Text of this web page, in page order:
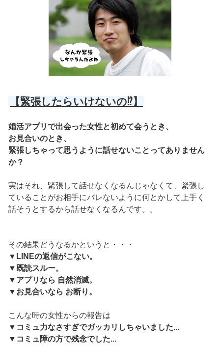
【緊張したらいけないの⁉】
婚活アプリで出会った女性と初めて会うとき、
お見合いのとき、
緊張しちゃって思うように話せないことってありません
か？
実はそれ、緊張して話せなくなるんじゃなくて、緊張し
ていることがお相手にバレないように何とかして上手く
話そうとするから話せなくなるんです。。
その結果どうなるかというと・・・
▼LINEの返信がこない。
▼既読スルー。
▼アプリなら 自然消滅。
▼お見合いなら お断り。
こんな時の女性からの報告は
▼コミュ力なさすぎでガッカリしちゃいました...
▼コミュ障の方で残念でした...